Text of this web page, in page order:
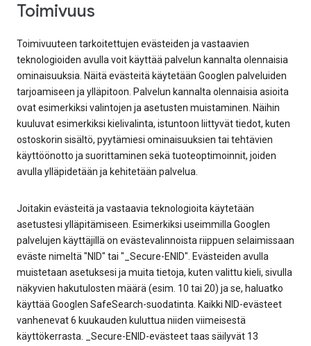
Toimivuus
Toimivuuteen tarkoitettujen evästeiden ja vastaavien
teknologioiden avulla voit käyttää palvelun kannalta olennaisia
ominaisuuksia. Näitä evästeitä käytetään Googlen palveluiden
tarjoamiseen ja ylläpitoon. Palvelun kannalta olennaisia asioita
ovat esimerkiksi valintojen ja asetusten muistaminen. Näihin
kuuluvat esimerkiksi kielivalinta, istuntoon liittyvät tiedot, kuten
ostoskorin sisältö, pyytämiesi ominaisuuksien tai tehtävien
käyttöönotto ja suorittaminen sekä tuoteoptimoinnit, joiden
avulla ylläpidetään ja kehitetään palvelua.
Joitakin evästeitä ja vastaavia teknologioita käytetään
asetustesi ylläpitämiseen. Esimerkiksi useimmilla Googlen
palvelujen käyttäjillä on evästevalinnoista riippuen selaimissaan
eväste nimeltä "NID" tai "_Secure-ENID". Evästeiden avulla
muistetaan asetuksesi ja muita tietoja, kuten valittu kieli, sivulla
näkyvien hakutulosten määrä (esim. 10 tai 20) ja se, haluatko
käyttää Googlen SafeSearch-suodatinta. Kaikki NID-evästeet
vanhenevat 6 kuukauden kuluttua niiden viimeisestä
käyttökerrasta. _Secure-ENID-evästeet taas säilyvät 13